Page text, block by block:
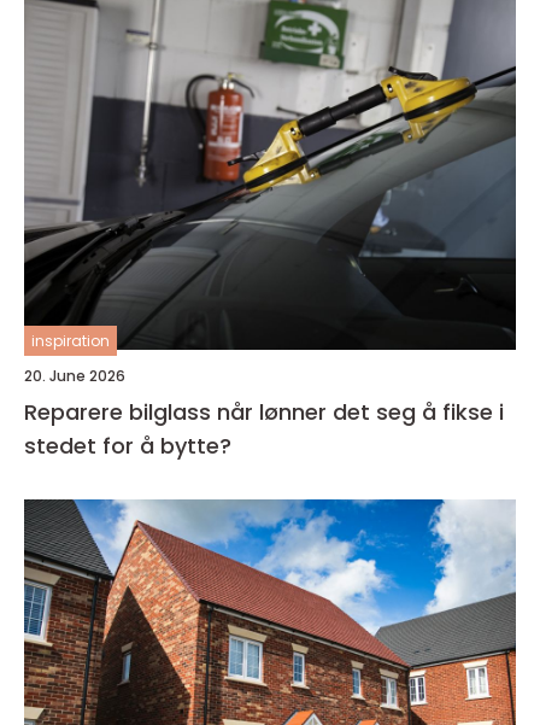
inspiration
20. June 2026
Reparere bilglass når lønner det seg å fikse i
stedet for å bytte?